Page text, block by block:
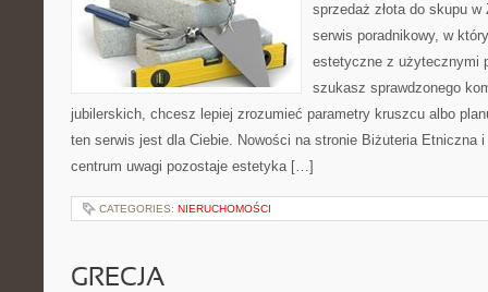
sprzedaż złota do skupu
serwis poradnikowy, w
estetyczne z użytecznymi
szukasz sprawdzonego
jubilerskich, chcesz lepiej zrozumieć parametry kruszcu albo
ten serwis jest dla Ciebie. Nowości na stronie Biżuteria Etniczna
centrum uwagi pozostaje estetyka […]
CATEGORIES: NIERUCHOMOŚCI
GRECJA